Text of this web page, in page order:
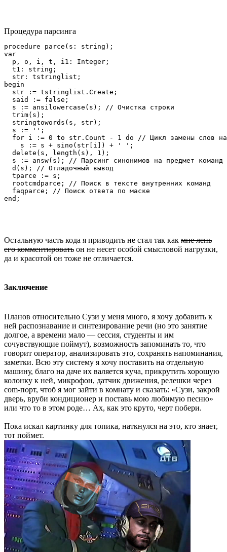
Процедура парсинга
procedure parce(s: string);
var
  p, o, i, t, i1: Integer;
  t1: string;
  str: tstringlist;
begin
  str := tstringlist.Create;
  said := false;
  s := ansilowercase(s); // Очистка строки
  trim(s);
  stringtowords(s, str);
  s := '';
for i := 0 to str.Count - 1 do // Цикл замены слов
    s := s + sino(str[i]) + ' ';
  delete(s, length(s), 1);
s := answ(s); // Парсинг синонимов на предмет
  d(s); // Отладочный вывод
  tparce := s;
  rootcmdparce; // Поиск в тексте внутренних команд
  faqparce; // Поиск ответа по маске
Остальную часть кода я приводить не стал так как мне лень
его комментировать он не несет особой смысловой нагрузки,
да и красотой он тоже не отличается.
Заключение
Планов относительно Сузи у меня много, я хочу добавить к
ней распознавание и синтезирование речи (но это занятие
долгое, а времени мало — сессия, студенты и им
сочувствующие поймут), возможность запоминать то, что
говорит оператор, анализировать это, сохранять напоминания,
заметки. Всю эту систему я хочу поставить на отдельную
машину, благо на даче их валяется куча, прикрутить хорошую
колонку к ней, микрофон, датчик движения, релешки через
com-порт, чтоб я мог зайти в комнату и сказать: «Сузи, закрой
дверь, вруби кондиционер и поставь мою любимую песню»
или что то в этом роде… Ах, как это круто, черт побери.
Пока искал картинку для топика, наткнулся на это, кто знает,
тот поймет.